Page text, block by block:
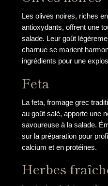
Les olives noires, riches
antioxydants, offrent une
salade. Leur goût
charnue se marient
ingrédients pour une
Feta
La feta, fromage grec
au goût salé, apporte une
savoureuse à la salade.
sur la préparation pour
calcium et en protéines.
Herbes